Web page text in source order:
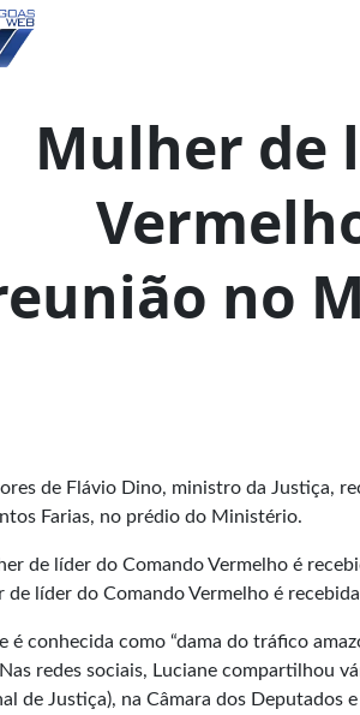
Mulher de
no
de Flávio Dino, ministro da Justiça,
Farias, no prédio do Ministério.
de líder do Comando Vermelho é
é conhecida como “dama do tráfico
redes sociais, Luciane compartilhou
de Justiça), na Câmara dos Deputados